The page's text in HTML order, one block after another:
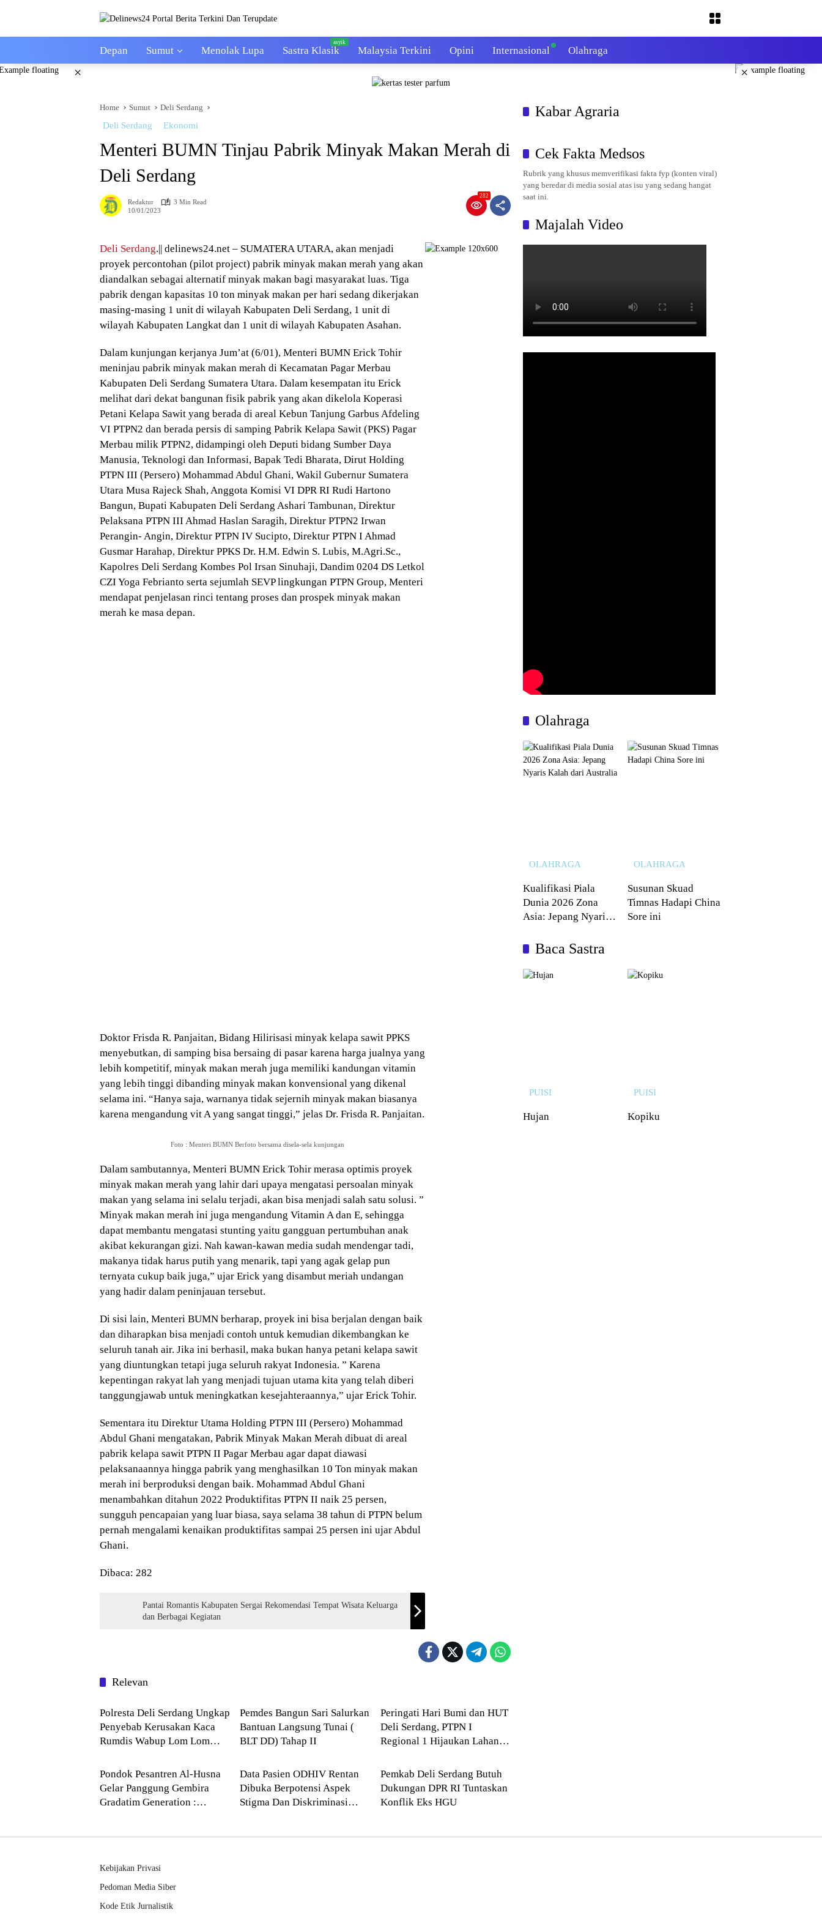
Depan Sumut Menolak Lupa Sastra Klasik Malaysia Terkini Opini Internasional Olahraga
× ×
Home Sumut Deli Serdang
Deli Serdang Ekonomi
Menteri BUMN Tinjau Pabrik Minyak Makan Merah di
Deli Serdang
Redaktur
3 Min Read
10/01/2023
282
Deli Serdang.|| delinews24.net – SUMATERA UTARA, akan menjadi
proyek percontohan (pilot project) pabrik minyak makan merah yang akan
diandalkan sebagai alternatif minyak makan bagi masyarakat luas. Tiga
pabrik dengan kapasitas 10 ton minyak makan per hari sedang dikerjakan
masing-masing 1 unit di wilayah Kabupaten Deli Serdang, 1 unit di
wilayah Kabupaten Langkat dan 1 unit di wilayah Kabupaten Asahan.
Dalam kunjungan kerjanya Jum’at (6/01), Menteri BUMN Erick Tohir
meninjau pabrik minyak makan merah di Kecamatan Pagar Merbau
Kabupaten Deli Serdang Sumatera Utara. Dalam kesempatan itu Erick
melihat dari dekat bangunan fisik pabrik yang akan dikelola Koperasi
Petani Kelapa Sawit yang berada di areal Kebun Tanjung Garbus Afdeling
VI PTPN2 dan berada persis di samping Pabrik Kelapa Sawit (PKS) Pagar
Merbau milik PTPN2, didampingi oleh Deputi bidang Sumber Daya
Manusia, Teknologi dan Informasi, Bapak Tedi Bharata, Dirut Holding
PTPN III (Persero) Mohammad Abdul Ghani, Wakil Gubernur Sumatera
Utara Musa Rajeck Shah, Anggota Komisi VI DPR RI Rudi Hartono
Bangun, Bupati Kabupaten Deli Serdang Ashari Tambunan, Direktur
Pelaksana PTPN III Ahmad Haslan Saragih, Direktur PTPN2 Irwan
Perangin- Angin, Direktur PTPN IV Sucipto, Direktur PTPN I Ahmad
Gusmar Harahap, Direktur PPKS Dr. H.M. Edwin S. Lubis, M.Agri.Sc.,
Kapolres Deli Serdang Kombes Pol Irsan Sinuhaji, Dandim 0204 DS Letkol
CZI Yoga Febrianto serta sejumlah SEVP lingkungan PTPN Group, Menteri
mendapat penjelasan rinci tentang proses dan prospek minyak makan
merah ke masa depan.
Doktor Frisda R. Panjaitan, Bidang Hilirisasi minyak kelapa sawit PPKS
menyebutkan, di samping bisa bersaing di pasar karena harga jualnya yang
lebih kompetitif, minyak makan merah juga memiliki kandungan vitamin
yang lebih tinggi dibanding minyak makan konvensional yang dikenal
selama ini. “Hanya saja, warnanya tidak sejernih minyak makan biasanya
karena mengandung vit A yang sangat tinggi,” jelas Dr. Frisda R. Panjaitan.
Foto : Menteri BUMN Berfoto bersama disela-sela kunjungan
Dalam sambutannya, Menteri BUMN Erick Tohir merasa optimis proyek
minyak makan merah yang lahir dari upaya mengatasi persoalan minyak
makan yang selama ini selalu terjadi, akan bisa menjadi salah satu solusi. ”
Minyak makan merah ini juga mengandung Vitamin A dan E, sehingga
dapat membantu mengatasi stunting yaitu gangguan pertumbuhan anak
akibat kekurangan gizi. Nah kawan-kawan media sudah mendengar tadi,
makanya tidak harus putih yang menarik, tapi yang agak gelap pun
ternyata cukup baik juga,” ujar Erick yang disambut meriah undangan
yang hadir dalam peninjauan tersebut.
Di sisi lain, Menteri BUMN berharap, proyek ini bisa berjalan dengan baik
dan diharapkan bisa menjadi contoh untuk kemudian dikembangkan ke
seluruh tanah air. Jika ini berhasil, maka bukan hanya petani kelapa sawit
yang diuntungkan tetapi juga seluruh rakyat Indonesia. ” Karena
kepentingan rakyat lah yang menjadi tujuan utama kita yang telah diberi
tanggungjawab untuk meningkatkan kesejahteraannya,” ujar Erick Tohir.
Sementara itu Direktur Utama Holding PTPN III (Persero) Mohammad
Abdul Ghani mengatakan, Pabrik Minyak Makan Merah dibuat di areal
pabrik kelapa sawit PTPN II Pagar Merbau agar dapat diawasi
pelaksanaannya hingga pabrik yang menghasilkan 10 Ton minyak makan
merah ini berproduksi dengan baik. Mohammad Abdul Ghani
menambahkan ditahun 2022 Produktifitas PTPN II naik 25 persen,
sungguh pencapaian yang luar biasa, saya selama 38 tahun di PTPN belum
pernah mengalami kenaikan produktifitas sampai 25 persen ini ujar Abdul
Ghani.
Dibaca: 282
Pantai Romantis Kabupaten Sergai Rekomendasi Tempat Wisata Keluarga
dan Berbagai Kegiatan
Relevan
Deli Serdang
Polresta Deli Serdang Ungkap
Penyebab Kerusakan Kaca
Rumdis Wabup Lom Lom
Pemdes Bangun Sari Salurkan
Bantuan Langsung Tunai (
BLT DD) Tahap II
Peringati Hari Bumi dan HUT
Deli Serdang, PTPN I
Regional 1 Hijaukan Lahan
--> Sumatera Utara
Pondok Pesantren Al-Husna
Gelar Panggung Gembira
Gradatim Generation :
Deli Serdang
Data Pasien ODHIV Rentan
Dibuka Berpotensi Aspek
Stigma Dan Diskriminasi
Agraria
Pemkab Deli Serdang Butuh
Dukungan DPR RI Tuntaskan
Konflik Eks HGU
Kabar Agraria
Cek Fakta Medsos
Rubrik yang khusus memverifikasi fakta fyp (konten viral)
yang beredar di media sosial atas isu yang sedang hangat
saat ini.
Majalah Video
Olahraga
OLAHRAGA
Kualifikasi Piala
Dunia 2026 Zona
Asia: Jepang Nyaris
OLAHRAGA
Susunan Skuad
Timnas Hadapi China
Sore ini
Baca Sastra
PUISI
Hujan
PUISI
Kopiku
Kebijakan Privasi
Pedoman Media Siber
Kode Etik Jurnalistik